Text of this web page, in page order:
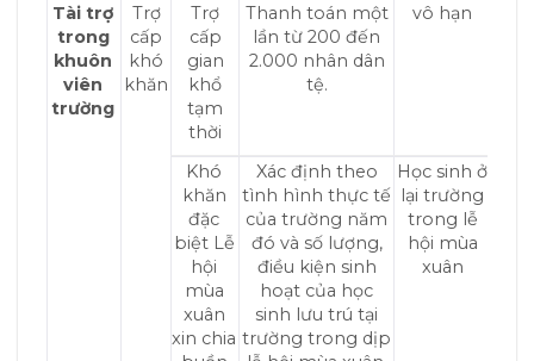
Tài trợ
trong
khuôn
viên
trường
Trợ
cấp
khó
khăn
Trợ
cấp
gian
khổ
tạm
thời
Thanh toán một
lần từ 200 đến
2.000 nhân dân
tệ.
vô hạn
Khó
khăn
đặc
biệt Lễ
hội
mùa
xuân
xin chia
Xác định theo
tình hình thực tế
của trường năm
đó và số lượng,
điều kiện sinh
hoạt của học
sinh lưu trú tại
trường trong dịp
Học sinh ở
lại trường
trong lễ
hội mùa
xuân